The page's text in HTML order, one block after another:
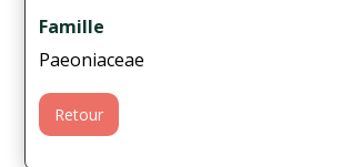
Famille
Paeoniaceae
Retour